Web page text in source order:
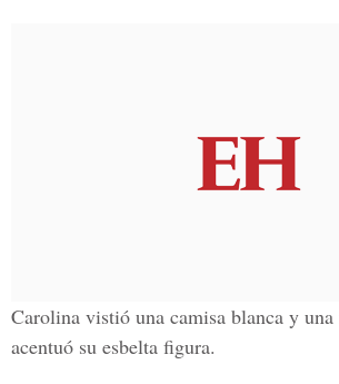
Carolina vistió una camisa blanca y
acentuó su esbelta figura.